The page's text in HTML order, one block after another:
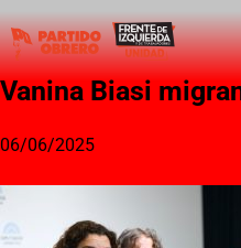
Vanina Biasi
06/06/2025